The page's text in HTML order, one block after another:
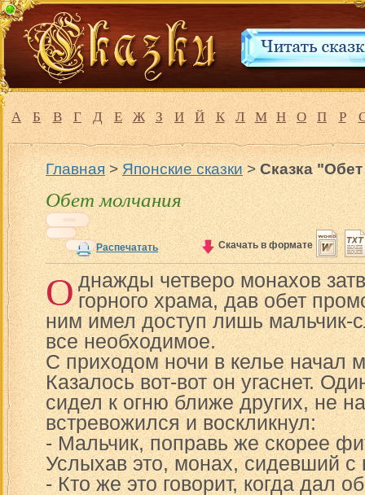
А Б В Г Д Е Ж З И Й К Л М Н О П Р
Главная>Японские сказки>Сказка
Обет молчания
Распечатать Скачать в формате
Однажды четверо монахов
горного храма, дав обет
ним имел доступ лишь мальчик-
все необходимое.
С приходом ночи в келье начал
Казалось вот-вот он угаснет.
сидел к огню ближе других, не
встревожился и воскликнул:
- Мальчик, поправь же скорее
Услыхав это, монах, сидевший с
- Кто же это говорит, когда дал